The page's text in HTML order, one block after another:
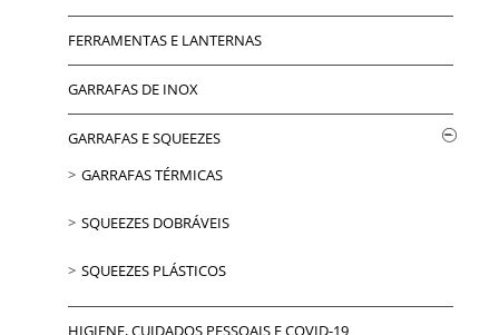
FERRAMENTAS E LANTERNAS
GARRAFAS DE INOX
GARRAFAS E SQUEEZES
GARRAFAS TÉRMICAS
SQUEEZES DOBRÁVEIS
SQUEEZES PLÁSTICOS
HIGIENE, CUIDADOS PESSOAIS E COVID-19